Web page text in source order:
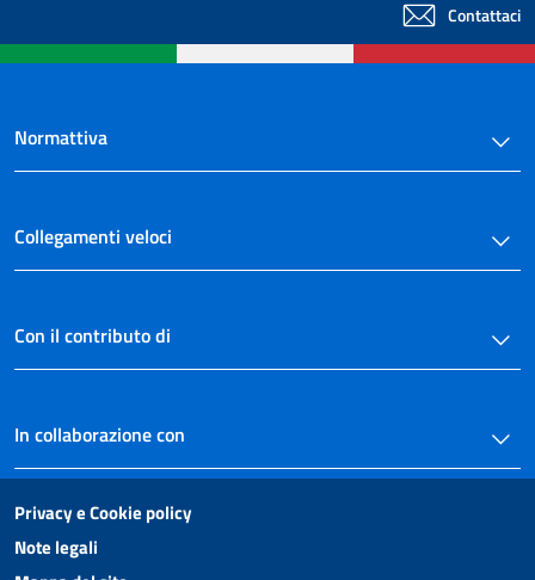
Contattaci
Normattiva
Collegamenti veloci
Con il contributo di
In collaborazione con
Privacy e Cookie policy
Note legali